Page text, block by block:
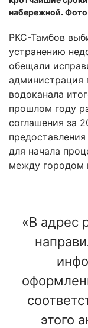
набережной. Фото
РКС-Тамбов
устранению
обещали
администрация
водоканала
прошлом году
соглашения за
для начала
между городом
«В адрес
этого